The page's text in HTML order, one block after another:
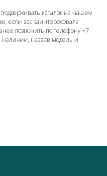
каталог на нашем
если вас заинтересовала
позвонить по телефону+7
наличии, назвав модель и